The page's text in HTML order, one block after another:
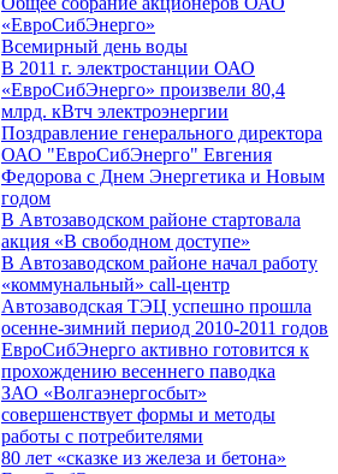
«ЕвроСибЭнерго»
Всемирный день воды
В 2011 г. электростанции ОАО
«ЕвроСибЭнерго» произвели 80,4
млрд. кВтч электроэнергии
Поздравление генерального директора
ОАО "ЕвроСибЭнерго" Евгения
Федорова с Днем Энергетика и Новым
годом
В Автозаводском районе стартовала
акция «В свободном доступе»
В Автозаводском районе начал работу
«коммунальный» call-центр
Автозаводская ТЭЦ успешно прошла
осенне-зимний период 2010-2011 годов
ЕвроСибЭнерго активно готовится к
прохождению весеннего паводка
ЗАО «Волгаэнергосбыт»
совершенствует формы и методы
работы с потребителями
80 лет «сказке из железа и бетона»